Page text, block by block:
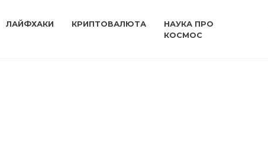
ЛАЙФХАКИ КРИПТОВАЛЮТА
НАУКА ПРО
КОСМОС